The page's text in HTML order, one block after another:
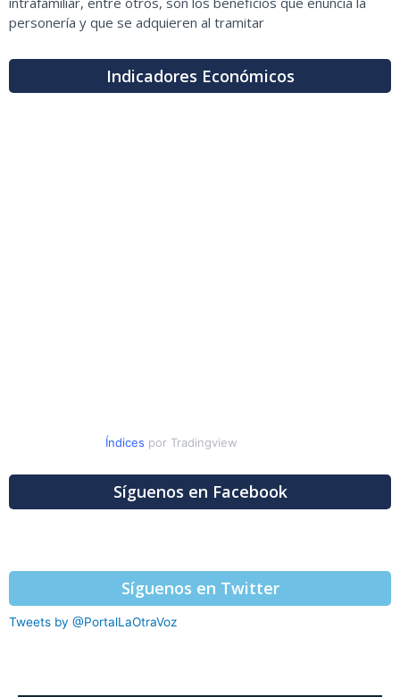
personería y que se adquieren al tramitar
Indicadores Económicos
Índices por Tradingview
Síguenos en Facebook
Síguenos en Twitter
Tweets by @PortalLaOtraVoz